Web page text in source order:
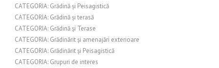
CATEGORIA: Grădină și Peisagistică
CATEGORIA: Grădină și terasă
CATEGORIA: Grădină și Terase
CATEGORIA: Grădinărit și amenajări exterioare
CATEGORIA: Grădinărit și Peisagistică
CATEGORIA: Grupuri de interes